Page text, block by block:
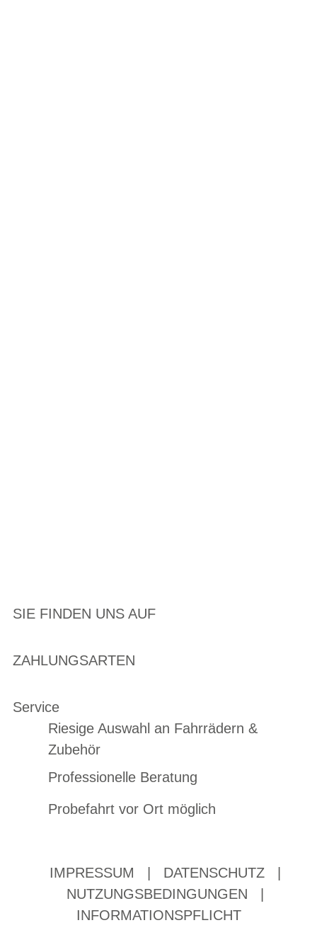
SIE FINDEN UNS AUF
ZAHLUNGSARTEN
Service
Riesige Auswahl an Fahrrädern &
Zubehör
Professionelle Beratung
Probefahrt vor Ort möglich
IMPRESSUM DATENSCHUTZ
NUTZUNGSBEDINGUNGEN
INFORMATIONSPFLICHT